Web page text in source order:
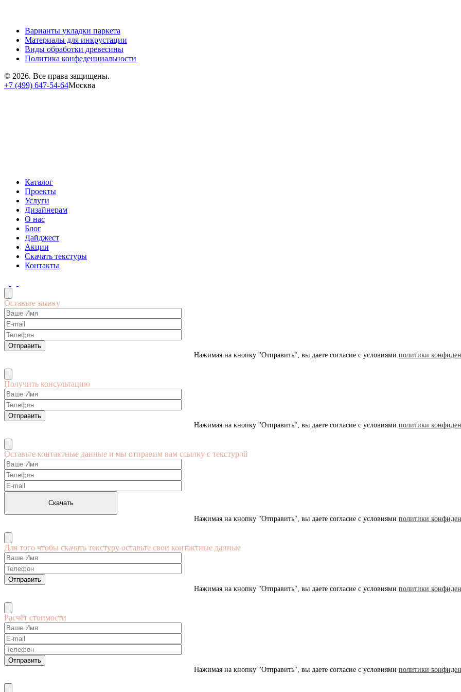
Варианты укладки паркета
Материалы для инкрустации
Виды обработки древесины
Политика конфеденциальности
© 2026. Все права защищены.
+7 (499) 647-54-64Москва
Каталог
Проекты
Услуги
Дизайнерам
О нас
Блог
Дайджест
Акции
Скачать текстуры
Контакты
Оставьте заявку
Нажимая на кнопку "Отправить", вы даете согласие с условиями политики
Получить консультацию
Нажимая на кнопку "Отправить", вы даете согласие с условиями политики
Оставьте контактные данные и мы отправим вам ссылку с текстурой
Нажимая на кнопку "Отправить", вы даете согласие с условиями политики
Для того чтобы скачать текстуру оставьте свои контактные данные
Нажимая на кнопку "Отправить", вы даете согласие с условиями политики
Расчёт стоимости
Нажимая на кнопку "Отправить", вы даете согласие с условиями политики